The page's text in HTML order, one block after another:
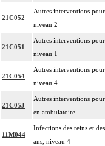
21C052
Autres interventions
niveau 2
21C051
Autres interventions
niveau 1
21C054
Autres interventions
niveau 4
21C05J
Autres interventions
en ambulatoire
11M044
Infections des reins et
ans, niveau 4